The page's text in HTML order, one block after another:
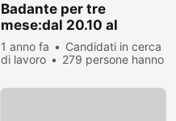
Badante per tre
mese:dal 20.10 al
20.01.AUTOMUNITA
1 anno fa
Candidati in cerca
di lavoro
279 persone hanno